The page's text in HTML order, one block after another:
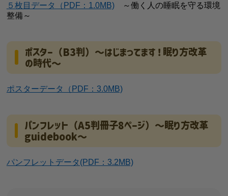
５枚目データ（PDF：1.0MB)～働く人の睡眠を守る環境
整備～
ポスター（B3判）～はじまってます！眠り方改革
の時代～
ポスターデータ（PDF：3.0MB)
パンフレット（A5判冊子8ページ）～眠り方改革
guidebook～
パンフレットデータ(PDF：3.2MB)